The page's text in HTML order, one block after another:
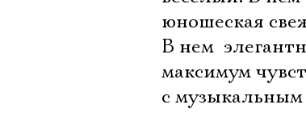
юношеская
В нем 
максимум
с